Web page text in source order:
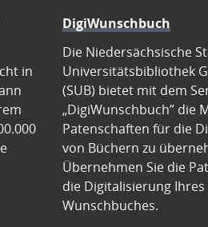
in
DigiWunschbuch
Die Niedersächsische
Universitätsbibliothek
(SUB) bietet mit dem
„DigiWunschbuch” die
Patenschaften für die
von Büchern zu
Übernehmen Sie die
die Digitalisierung Ihres
Wunschbuches.